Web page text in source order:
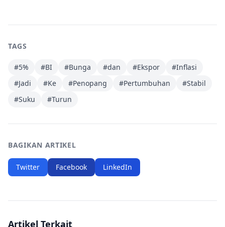
TAGS
#5% #BI #Bunga #dan #Ekspor #Inflasi
#Jadi #Ke #Penopang #Pertumbuhan #Stabil
#Suku #Turun
BAGIKAN ARTIKEL
Twitter Facebook LinkedIn
Artikel Terkait